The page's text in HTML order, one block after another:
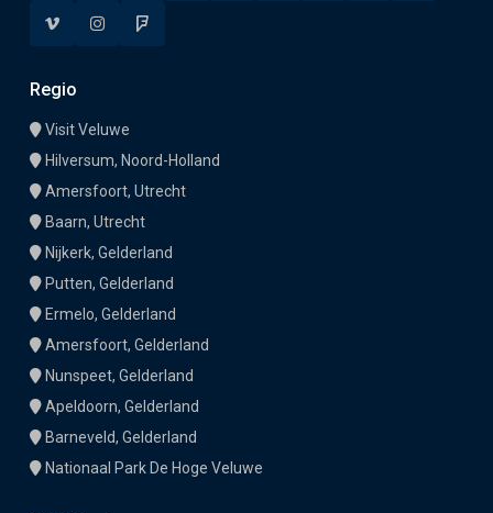
Regio
Visit Veluwe
Hilversum, Noord-Holland
Amersfoort, Utrecht
Baarn, Utrecht
Nijkerk, Gelderland
Putten, Gelderland
Ermelo, Gelderland
Amersfoort, Gelderland
Nunspeet, Gelderland
Apeldoorn, Gelderland
Barneveld, Gelderland
Nationaal Park De Hoge Veluwe